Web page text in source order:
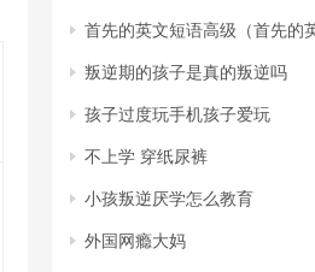
首先的英文短语高级（首先的
叛逆期的孩子是真的叛逆吗
孩子过度玩手机孩子爱玩
不上学 穿纸尿裤
小孩叛逆厌学怎么教育
外国网瘾大妈